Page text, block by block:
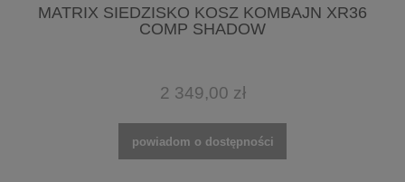
MATRIX SIEDZISKO KOSZ KOMBAJN XR36
COMP SHADOW
2 349,00 zł
powiadom o dostępności